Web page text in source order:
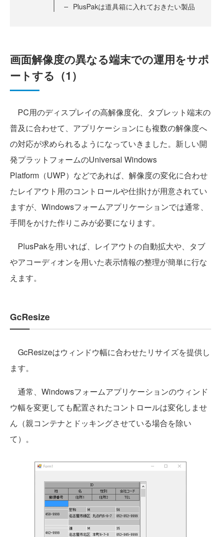
PlusPakは道具箱に入れておきたい製品
画面解像度の異なる端末での運用をサポ
ートする（1）
PC用のディスプレイの高解像度化、タブレット端末の
普及に合わせて、アプリケーションにも複数の解像度へ
の対応が求められるようになっていきました。新しい開
発プラットフォームのUniversal Windows
Platform（UWP）などであれば、解像度の変化に合わせ
たレイアウト用のコントロールや仕掛けが用意されてい
ますが、Windowsフォームアプリケーションでは通常、
手間をかけた作りこみが必要になります。
PlusPakを用いれば、レイアウトの自動拡大や、タブ
やアコーディオンを用いた表示情報の整理が簡単に行な
えます。
GcResize
GcResizeはウィンドウ幅に合わせたリサイズを提供し
ます。
通常、Windowsフォームアプリケーションのウィンド
ウ幅を変更しても配置されたコントロールは変化しませ
ん（親コンテナとドッキングさせている場合を除い
て）。